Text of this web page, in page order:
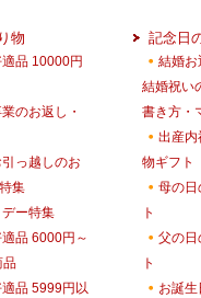
物
品 10000円
のお返し・
っ越しのお
集
ー特集
品 6000円～
品
適品 5999円以
記念日
結婚お
結婚祝い
書き方・
出産内
物ギフト
母の日
ト
父の日
ト
お誕生